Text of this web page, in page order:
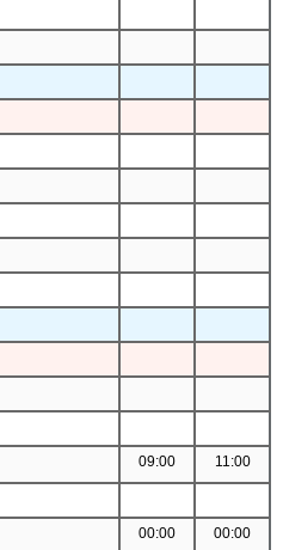
09:00 11:00
00:00 00:00